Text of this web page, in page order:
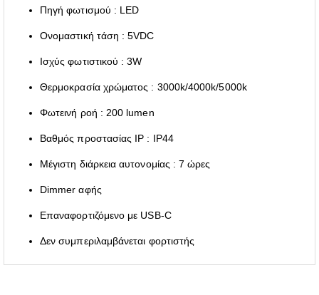
Πηγή φωτισμού : LED
Ονομαστική τάση : 5VDC
Ισχύς φωτιστικού : 3W
Θερμοκρασία χρώματος : 3000k/4000k/5000k
Φωτεινή ροή : 200 lumen
Βαθμός προστασίας IP : IP44
Μέγιστη διάρκεια αυτονομίας : 7 ώρες
Dimmer αφής
Επαναφορτιζόμενο με USB-C
Δεν συμπεριλαμβάνεται φορτιστής